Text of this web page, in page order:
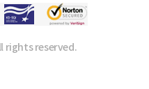
rights reserved.